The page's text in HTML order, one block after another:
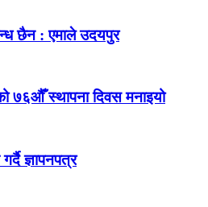
छैन : एमाले उदयपुर
७६औँ स्थापना दिवस मनाइयो
ज्ञापनपत्र